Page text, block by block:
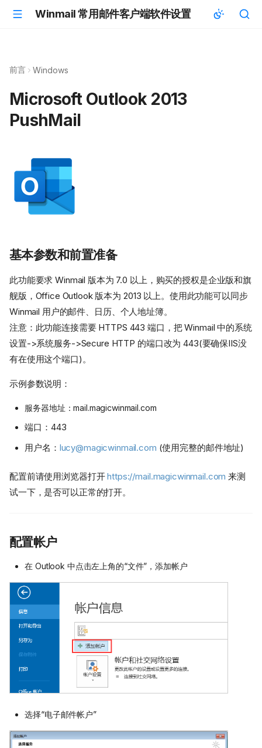
Winmail 常用邮件客户端软件设置
前言 Windows
Microsoft Outlook 2013
PushMail
基本参数和前置准备
此功能要求 Winmail 版本为 7.0 以上，购买的授权是企业版和旗
舰版，Office Outlook 版本为 2013 以上。使用此功能可以同步
Winmail 用户的邮件、日历、个人地址簿。
注意：此功能连接需要 HTTPS 443 端口，把 Winmail 中的系统
设置->系统服务->Secure HTTP 的端口改为 443(要确保IIS没
有在使用这个端口)。
示例参数说明：
服务器地址：mail.magicwinmail.com
端口：443
用户名： lucy@magicwinmail.com (使用完整的邮件地址)
配置前请使用浏览器打开https://mail.magicwinmail.com 来测
试一下，是否可以正常的打开。
配置帐户
在 Outlook 中点击左上角的“文件”，添加帐户
选择“电子邮件帐户”